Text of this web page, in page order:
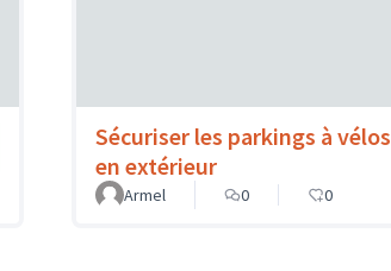
Sécuriser les parkings à vélos
en extérieur
Armel
0 0